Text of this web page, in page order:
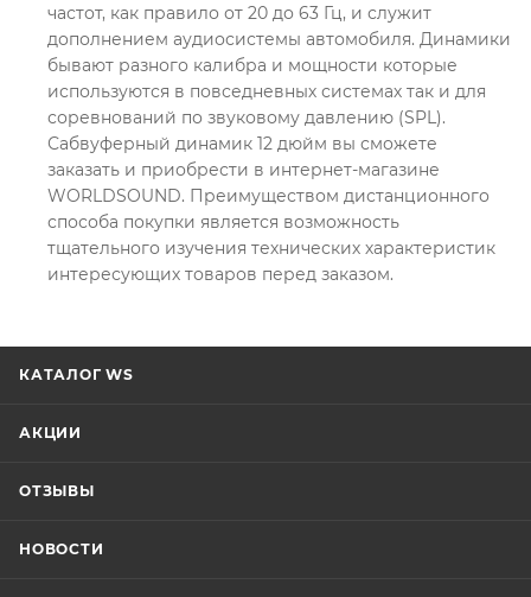
частот, как правило от 20 до 63 Гц, и служит
дополнением аудиосистемы автомобиля. Динамики
бывают разного калибра и мощности которые
используются в повседневных системах так и для
соревнований по звуковому давлению (SPL).
Сабвуферный динамик 12 дюйм вы сможете
заказать и приобрести в интернет-магазине
WORLDSOUND. Преимуществом дистанционного
способа покупки является возможность
тщательного изучения технических характеристик
интересующих товаров перед заказом.
КАТАЛОГ WS
АКЦИИ
ОТЗЫВЫ
НОВОСТИ